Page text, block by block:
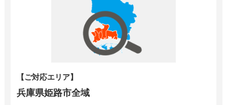
【ご対応エリア】
兵庫県姫路市全域